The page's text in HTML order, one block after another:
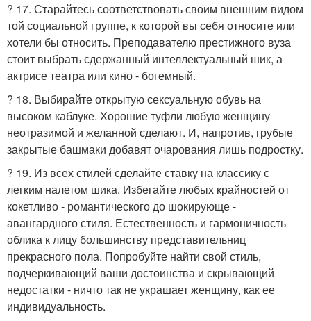
? 17. Старайтесь соответствовать своим внешним видом
той социальной группе, к которой вы себя относите или
хотели бы относить. Преподавателю престижного вуза
стоит выбрать сдержанный интеллектуальный шик, а
актрисе театра или кино - богемный.
? 18. Выбирайте открытую сексуальную обувь на
высоком каблуке. Хорошие туфли любую женщину
неотразимой и желанной сделают. И, напротив, грубые
закрытые башмаки добавят очарования лишь подростку.
? 19. Из всех стилей сделайте ставку на классику с
легким налетом шика. Избегайте любых крайностей от
кокетливо - романтического до шокирующе -
авангардного стиля. Естественность и гармоничность
облика к лицу большинству представительниц
прекрасного пола. Попробуйте найти свой стиль,
подчеркивающий ваши достоинства и скрывающий
недостатки - ничто так не украшает женщину, как ее
индивидуальность.